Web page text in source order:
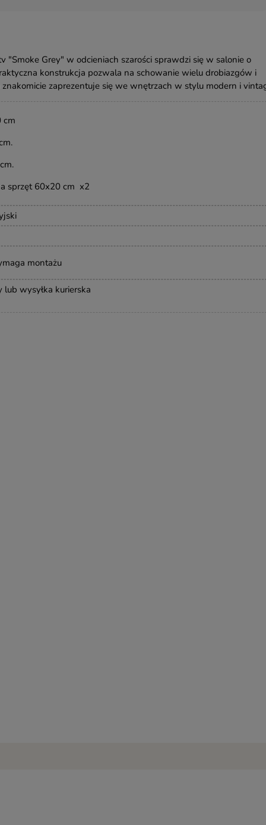
"Smoke Grey" w odcieniach szarości sprawdzi się w salonie o
konstrukcja pozwala na schowanie wielu drobiazgów i
znakomicie zaprezentuje się we wnętrzach w stylu modern i
cm
sprzęt 60x20 cm x2
montażu
lub wysyłka kurierska